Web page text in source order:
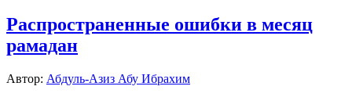
Распространенные ошибки в месяц
рамадан
Автор: Абдуль-Азиз Абу Ибрахим